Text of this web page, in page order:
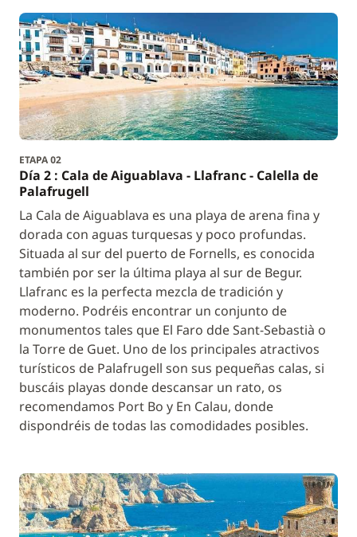
ETAPA 02
Día 2 : Cala de Aiguablava - Llafranc - Calella de
Palafrugell
La Cala de Aiguablava es una playa de arena fina y
dorada con aguas turquesas y poco profundas.
Situada al sur del puerto de Fornells, es conocida
también por ser la última playa al sur de Begur.
Llafranc es la perfecta mezcla de tradición y
moderno. Podréis encontrar un conjunto de
monumentos tales que El Faro dde Sant-Sebastià o
la Torre de Guet. Uno de los principales atractivos
turísticos de Palafrugell son sus pequeñas calas, si
buscáis playas donde descansar un rato, os
recomendamos Port Bo y En Calau, donde
dispondréis de todas las comodidades posibles.